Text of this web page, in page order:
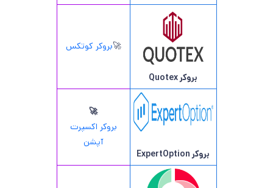
بروکر Quotex
🚀بروکر کوتکس
بروکر ExpertOption
🚀
بروکر اکسپرت
آپشن